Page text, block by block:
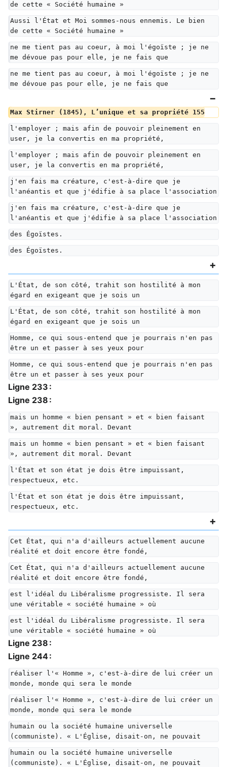
de cette « Société humaine »
Aussi l'État et Moi sommes-nous ennemis. Le bien
de cette « Société humaine »
ne me tient pas au coeur, à moi l'égoïste ; je ne
me dévoue pas pour elle, je ne fais que
ne me tient pas au coeur, à moi l'égoïste ; je ne
me dévoue pas pour elle, je ne fais que
Max Stirner (1845), L’unique et sa propriété 155
l'employer ; mais afin de pouvoir pleinement en
user, je la convertis en ma propriété,
l'employer ; mais afin de pouvoir pleinement en
user, je la convertis en ma propriété,
j'en fais ma créature, c'est-à-dire que je
l'anéantis et que j'édifie à sa place l'association
j'en fais ma créature, c'est-à-dire que je
l'anéantis et que j'édifie à sa place l'association
des Égoïstes.
des Égoïstes.
L'État, de son côté, trahit son hostilité à mon
égard en exigeant que je sois un
L'État, de son côté, trahit son hostilité à mon
égard en exigeant que je sois un
Homme, ce qui sous-entend que je pourrais n'en pas
être un et passer à ses yeux pour
Homme, ce qui sous-entend que je pourrais n'en pas
être un et passer à ses yeux pour
Ligne 233 :
Ligne 238 :
mais un homme « bien pensant » et « bien faisant
», autrement dit moral. Devant
mais un homme « bien pensant » et « bien faisant
», autrement dit moral. Devant
l'État et son état je dois être impuissant,
respectueux, etc.
l'État et son état je dois être impuissant,
respectueux, etc.
Cet État, qui n'a d'ailleurs actuellement aucune
réalité et doit encore être fondé,
Cet État, qui n'a d'ailleurs actuellement aucune
réalité et doit encore être fondé,
est l'idéal du Libéralisme progressiste. Il sera
une véritable « société humaine » où
est l'idéal du Libéralisme progressiste. Il sera
une véritable « société humaine » où
Ligne 238 :
Ligne 244 :
réaliser l'« Homme », c'est-à-dire de lui créer un
monde, monde qui sera le monde
réaliser l'« Homme », c'est-à-dire de lui créer un
monde, monde qui sera le monde
humain ou la société humaine universelle
(communiste). « L'Église, disait-on, ne pouvait
humain ou la société humaine universelle
(communiste). « L'Église, disait-on, ne pouvait